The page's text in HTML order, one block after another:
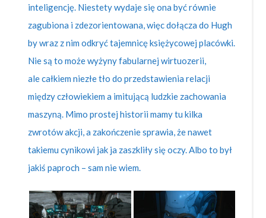
inteligencję. Niestety wydaje się ona być równie
zagubiona i zdezorientowana, więc dołącza do Hugh
by wraz z nim odkryć tajemnicę księżycowej placówki.
Nie są to może wyżyny fabularnej wirtuozerii,
ale całkiem niezłe tło do przedstawienia relacji
między człowiekiem a imitującą ludzkie zachowania
maszyną. Mimo prostej historii mamy tu kilka
zwrotów akcji, a zakończenie sprawia, że nawet
takiemu cynikowi jak ja zaszkliły się oczy. Albo to był
jakiś paproch – sam nie wiem.